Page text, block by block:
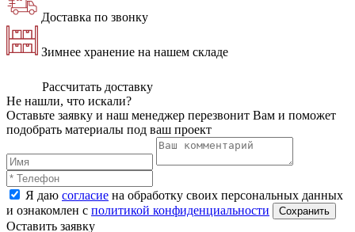
Доставка по звонку
Зимнее хранение на нашем складе
Рассчитать доставку
Не нашли, что искали?
Оставьте заявку и наш менеджер перезвонит Вам и поможет
подобрать материалы под ваш проект
Я даю согласие на обработку своих персональных данных
и ознакомлен с политикой конфиденциальности
Оставить заявку